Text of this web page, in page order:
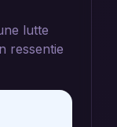
lutte
ressentie